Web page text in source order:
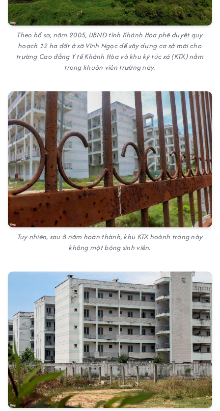
Theo hồ sơ, năm 2005, UBND tỉnh Khánh Hòa phê duyệt quy
hoạch 12 ha đất ở xã Vĩnh Ngọc để xây dựng cơ sở mới cho
trường Cao đẳng Y tế Khánh Hòa và khu ký túc xá (KTX) nằm
trong khuôn viên trường này.
Tuy nhiên, sau 8 năm hoàn thành, khu KTX hoành tráng này
không một bóng sinh viên.